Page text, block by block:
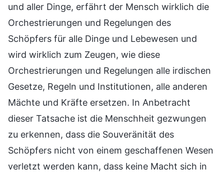
und aller Dinge, erfährt der Mensch wirklich die
Orchestrierungen und Regelungen des
Schöpfers für alle Dinge und Lebewesen und
wird wirklich zum Zeugen, wie diese
Orchestrierungen und Regelungen alle irdischen
Gesetze, Regeln und Institutionen, alle anderen
Mächte und Kräfte ersetzen. In Anbetracht
dieser Tatsache ist die Menschheit gezwungen
zu erkennen, dass die Souveränität des
Schöpfers nicht von einem geschaffenen Wesen
verletzt werden kann, dass keine Macht sich in